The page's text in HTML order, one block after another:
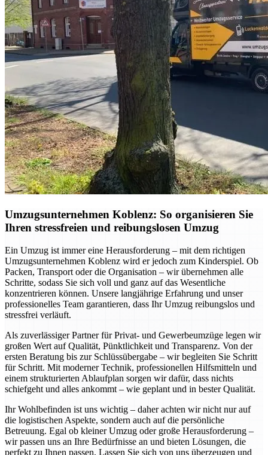
Umzugsunternehmen Koblenz: So organisieren Sie
Ihren stressfreien und reibungslosen Umzug
Ein Umzug ist immer eine Herausforderung – mit dem richtigen
Umzugsunternehmen Koblenz wird er jedoch zum Kinderspiel. Ob
Packen, Transport oder die Organisation – wir übernehmen alle
Schritte, sodass Sie sich voll und ganz auf das Wesentliche
konzentrieren können. Unsere langjährige Erfahrung und unser
professionelles Team garantieren, dass Ihr Umzug reibungslos und
stressfrei verläuft.
Als zuverlässiger Partner für Privat- und Gewerbeumzüge legen wir
großen Wert auf Qualität, Pünktlichkeit und Transparenz. Von der
ersten Beratung bis zur Schlüssübergabe – wir begleiten Sie Schritt
für Schritt. Mit moderner Technik, professionellen Hilfsmitteln und
einem strukturierten Ablaufplan sorgen wir dafür, dass nichts
schiefgeht und alles ankommt – wie geplant und in bester Qualität.
Ihr Wohlbefinden ist uns wichtig – daher achten wir nicht nur auf
die logistischen Aspekte, sondern auch auf die persönliche
Betreuung. Egal ob kleiner Umzug oder große Herausforderung –
wir passen uns an Ihre Bedürfnisse an und bieten Lösungen, die
perfekt zu Ihnen passen. Lassen Sie sich von uns überzeugen und